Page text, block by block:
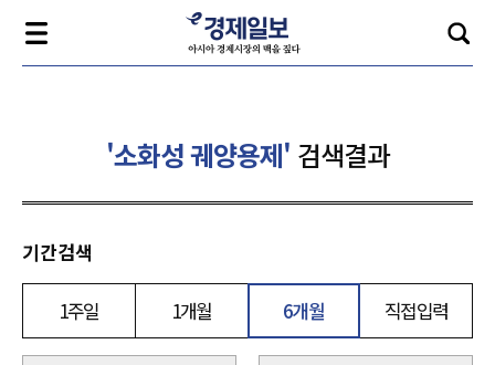
'소화성 궤양용제' 검색결과
기간검색
1주일 1개월 6개월 직접입력